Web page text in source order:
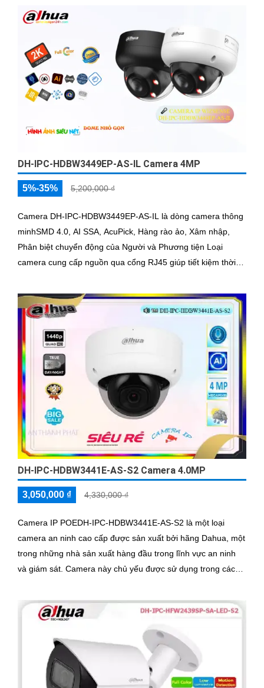
DH-IPC-HDBW3449EP-AS-IL Camera 4MP
5%-35% 5,200,000 ₫
Camera DH-IPC-HDBW3449EP-AS-IL là dòng camera thông
minhSMD 4.0, AI SSA, AcuPick, Hàng rào ảo, Xâm nhập,
Phân biệt chuyển động của Người và Phương tiện Loại
camera cung cấp nguồn qua cổng RJ45 giúp tiết kiệm thời
DH-IPC-HDBW3441E-AS-S2 Camera 4.0MP
3,050,000 ₫ 4,330,000 ₫
Camera IP POEDH-IPC-HDBW3441E-AS-S2 là một loại
camera an ninh cao cấp được sản xuất bởi hãng Dahua, một
trong những nhà sản xuất hàng đầu trong lĩnh vực an ninh
và giám sát. Camera này chủ yếu được sử dụng trong các
chất lượng cao